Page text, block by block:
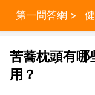
第一問答網 >
頭好不好用？
苦蕎枕頭有哪
用？